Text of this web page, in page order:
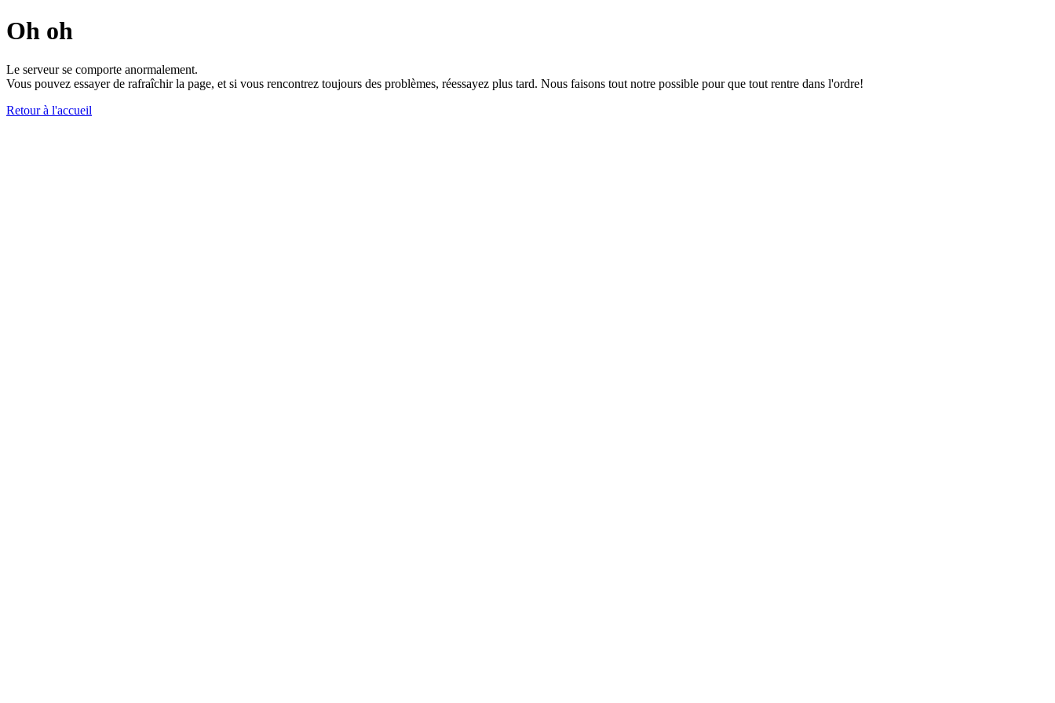
Oh oh
Le serveur se comporte anormalement.
Vous pouvez essayer de rafraîchir la page, et si vous rencontrez toujours des problèmes, réessayez plus tard. Nous faisons tout notre possible pour que tout rentre dans l'ordre!
Retour à l'accueil